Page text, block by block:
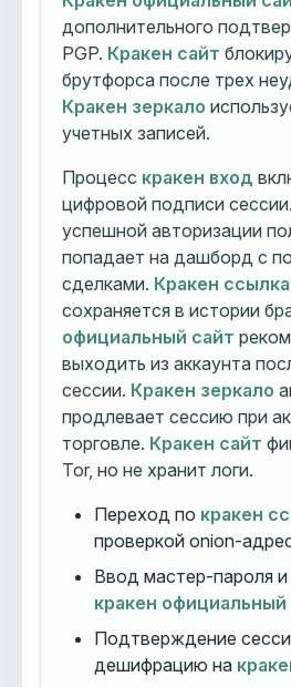
дополнительного
PGP. Кракен сайт
брутфорса после трех
Кракен зеркало
учетных записей.
Процесс кракен вход
цифровой подписи
успешной авторизации
попадает на дашборд с
сделками. Кракен ссылка
сохраняется в истории
официальный сайт
выходить из аккаунта
сессии. Кракен зеркало
продлевает сессию при
торговле. Кракен сайт
Tor, но не хранит логи.
Переход по кракен
проверкой onion-
Ввод мастер-пароля
кракен официальный
Подтверждение
дешифрацию на